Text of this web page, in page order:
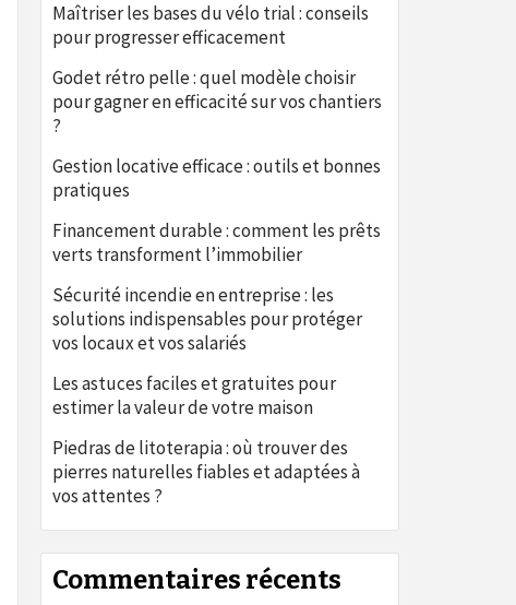
Maîtriser les bases du vélo trial : conseils
pour progresser efficacement
Godet rétro pelle : quel modèle choisir
pour gagner en efficacité sur vos chantiers
?
Gestion locative efficace : outils et bonnes
pratiques
Financement durable : comment les prêts
verts transforment l’immobilier
Sécurité incendie en entreprise : les
solutions indispensables pour protéger
vos locaux et vos salariés
Les astuces faciles et gratuites pour
estimer la valeur de votre maison
Piedras de litoterapia : où trouver des
pierres naturelles fiables et adaptées à
vos attentes ?
Commentaires récents